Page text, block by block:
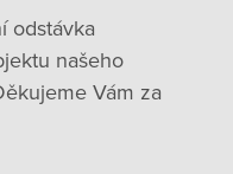
odstávka
našeho
Vám za